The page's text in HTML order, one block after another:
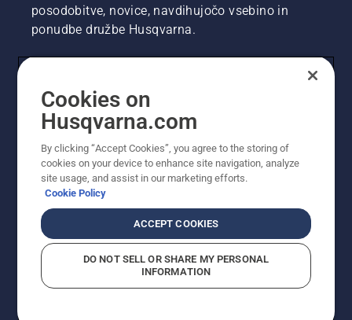
posodobitve, novice, navdihujočo vsebino in
ponudbe družbe Husqvarna.
Cookies on
Husqvarna.com
By clicking “Accept Cookies”, you agree to the storing of
cookies on your device to enhance site navigation, analyze
site usage, and assist in our marketing efforts.
Cookie Policy
ACCEPT COOKIES
DO NOT SELL OR SHARE MY PERSONAL
INFORMATION